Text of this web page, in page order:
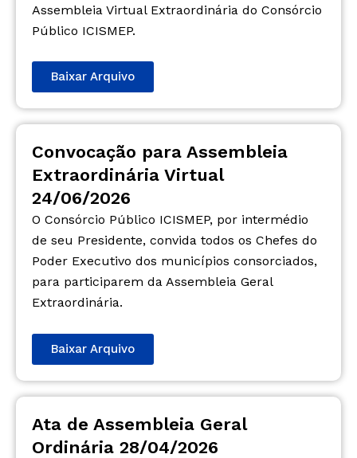
Assembleia Virtual Extraordinária do Consórcio
Público ICISMEP.
Baixar Arquivo
Convocação para Assembleia
Extraordinária Virtual
24/06/2026
O Consórcio Público ICISMEP, por intermédio
de seu Presidente, convida todos os Chefes do
Poder Executivo dos municípios consorciados,
para participarem da Assembleia Geral
Extraordinária.
Baixar Arquivo
Ata de Assembleia Geral
Ordinária 28/04/2026